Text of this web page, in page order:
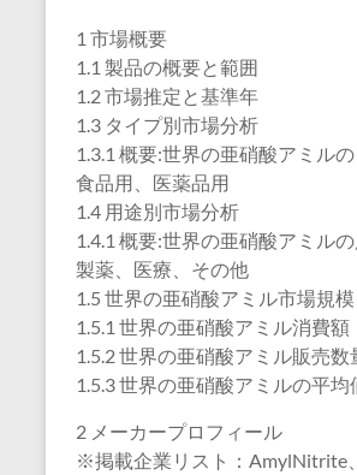
1 市場概要
1.1 製品の概要と範囲
1.2 市場推定と基準年
1.3 タイプ別市場分析
1.3.1 概要:世界の亜硝酸アミル
食品用、医薬品用
1.4 用途別市場分析
1.4.1 概要:世界の亜硝酸アミル
製薬、医療、その他
1.5 世界の亜硝酸アミル市場規
1.5.1 世界の亜硝酸アミル消費
1.5.2 世界の亜硝酸アミル販売数
1.5.3 世界の亜硝酸アミルの平均
2 メーカープロフィール
※掲載企業リスト：AmylNitrite